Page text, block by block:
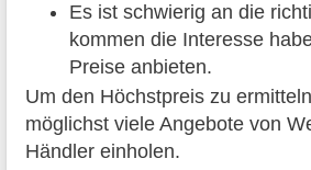
Es ist schwierig an die
kommen die Interesse
Preise anbieten.
Um den Höchstpreis zu
möglichst viele Angebote von
Händler einholen.